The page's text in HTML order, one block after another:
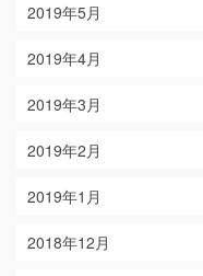
2019年5月
2019年4月
2019年3月
2019年2月
2019年1月
2018年12月